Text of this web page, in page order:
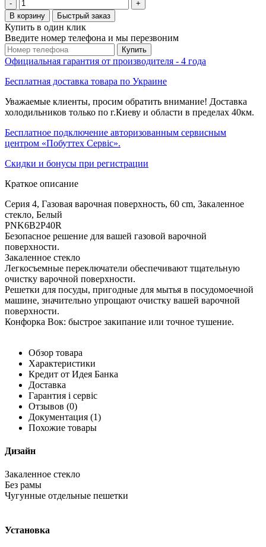
-
+
В корзину
Быстрый заказ
Купить в один клик
Введите номер телефона и мы перезвоним
Купить
Официальная гарантия от производителя - 4 года
Бесплатная доставка товара по Украине
Уважаемые клиенты, просим обратить внимание! Доставка
холодильников только по г.Киеву и области в пределах 40км.
Бесплатное подключение авторизованным сервисным
центром «Побуттех Сервіс».
Скидки и бонусы при регистрации
Краткое описание
Серия 4, Газовая варочная поверхность, 60 cm, Закаленное
стекло, Белый
PNK6B2P40R
Безопасное решение для вашей газовой варочной
поверхности.
Закаленное стекло
Легкосъемные переключатели обеспечивают тщательную
очистку варочной поверхности.
Решетки для посуды, пригодные для мытья в посудомоечной
машине, значительно упрощают очистку вашей варочной
поверхности.
Конфорка Вок: быстрое закипание или точное тушение.
Обзор товара
Характеристики
Кредит от Идея Банка
Доставка
Гарантия і сервіс
Отзывов (0)
Документация (1)
Похожие товары
Дизайн
Закаленное стекло
Без рамы
Чугунные отдельные пешетки
Установка